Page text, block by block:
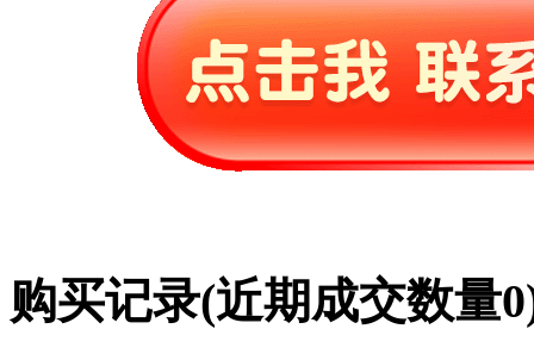
购买记录(近期成交数量0